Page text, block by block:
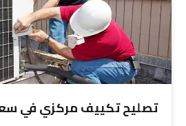
تصليح تكييف مركزي في سعد